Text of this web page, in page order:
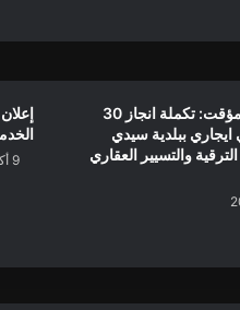
مع
إعلان عن منح مؤقت: تكملة انجاز 30
ببلدية سيدي
والتسيير العقاري
9 أكتوبر، 2023